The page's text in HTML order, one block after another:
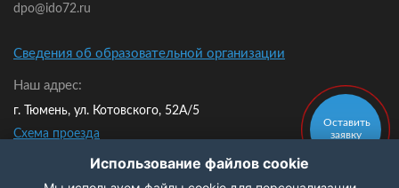
Оставить
заявку
dpo@ido72.ru
Сведения об образовательной организации
Наш адрес:
г. Тюмень, ул. Котовского, 52А/5
Схема проезда
Мы в контакте:Использование файлов cookie